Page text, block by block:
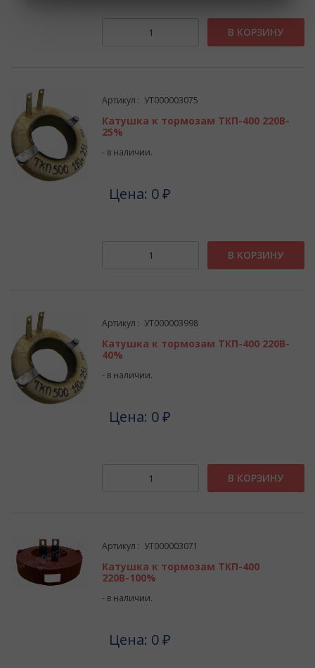
В КОРЗИНУ
Артикул : УТ000003075
Катушка к тормозам ТКП-400 220В-
25%
- в наличии.
Цена: 0 ₽
В КОРЗИНУ
Артикул : УТ000003998
Катушка к тормозам ТКП-400 220В-
40%
- в наличии.
Цена: 0 ₽
В КОРЗИНУ
Артикул : УТ000003071
Катушка к тормозам ТКП-400
220В-100%
- в наличии.
Цена: 0 ₽